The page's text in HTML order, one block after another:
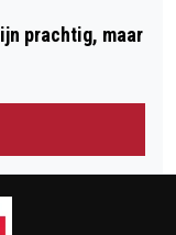
prachtig, maar